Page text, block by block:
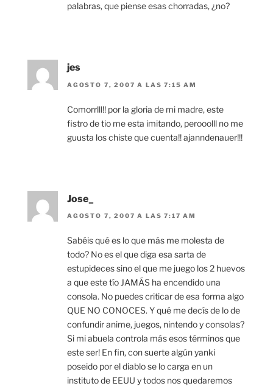
palabras, que piense esas chorradas, ¿no?
jes
AGOSTO 7, 2007 A LAS 7:15 AM
Comorrlll!! por la gloria de mi madre, este
fistro de tio me esta imitando, perooolll no me
guusta los chiste que cuenta!! ajanndenauer!!!
Jose_
AGOSTO 7, 2007 A LAS 7:17 AM
Sabéis qué es lo que más me molesta de
todo? No es el que diga esa sarta de
estupideces sino el que me juego los 2 huevos
a que este tío JAMÁS ha encendido una
consola. No puedes criticar de esa forma algo
QUE NO CONOCES. Y qué me decís de lo de
confundir anime, juegos, nintendo y consolas?
Si mi abuela controla más esos términos que
este ser! En fin, con suerte algún yanki
poseido por el diablo se lo carga en un
instituto de EEUU y todos nos quedaremos